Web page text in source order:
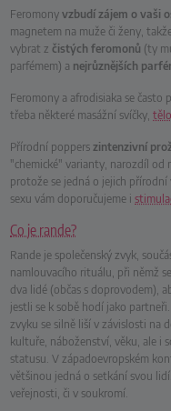
Feromony vzbudí zájem o vaši
magnetem na muže či ženy,
vybrat z čistých feromonů (ty
parfémem) a nejrůznějších
Feromony a afrodisiaka se často
třeba některé masážní svíčky,
Přírodní poppers zintenzivní
"chemické" varianty, narozdíl od
protože se jedná o jejich
sexu vám doporučujeme i
Co je rande?
Rande je společenský zvyk,
namlouvacího rituálu, při němž
dva lidé (občas s doprovodem),
jestli se k sobě hodí jako
zvyku se silně liší v závislosti na
kultuře, náboženství, věku, ale i
statusu. V západoevropském
většinou jedná o setkání svou
veřejnosti, či v soukromí.